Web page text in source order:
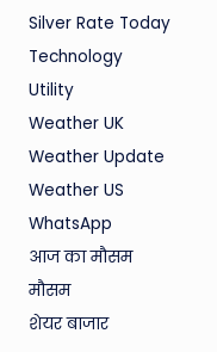
Silver Rate Today
Technology
Utility
Weather UK
Weather Update
Weather US
WhatsApp
आज का मौसम
मौसम
शेयर बाजार